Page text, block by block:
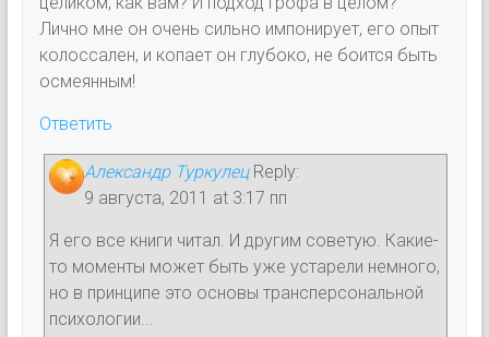
Лично мне он очень сильно импонирует, его опыт
колоссален, и копает он глубоко, не боится быть
осмеянным!
Ответить
Александр ТуркулецReply:
9 августа, 2011 at 3:17 пп
Я его все книги читал. И другим советую. Какие-
то моменты может быть уже устарели немного,
но в принципе это основы трансперсональной
психологии...